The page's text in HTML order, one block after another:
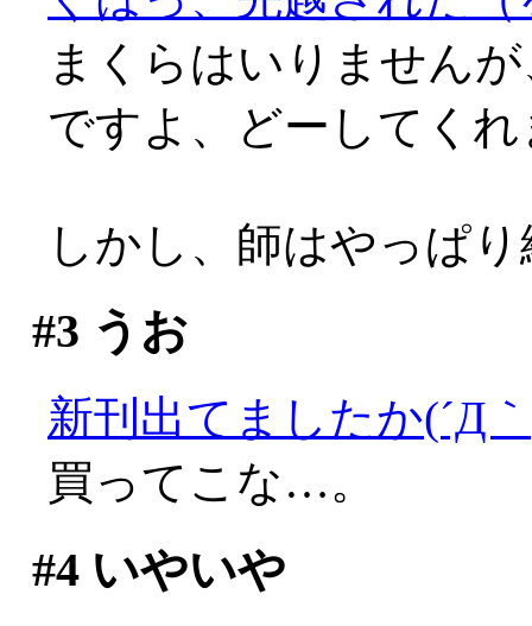
まくらはいりません
ですよ、どーしてく
しかし、師はやっぱ
#3 うお
新刊出てましたか(´Д
買ってこな…。
#4いやいや